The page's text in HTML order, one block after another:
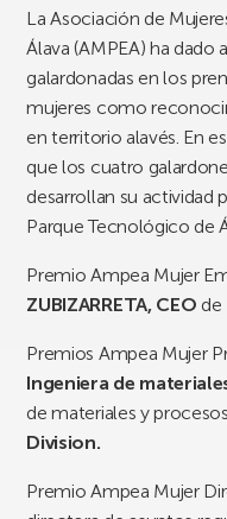
La Asociación de
Álava (AMPEA) ha
galardonadas en los
mujeres como
en territorio alavés. En
que los cuatro
desarrollan su actividad
Parque Tecnológico de
Premio Ampea Mujer
ZUBIZARRETA, CEO de
Premios Ampea Mujer
Ingeniera de
de materiales y
Division.
Premio Ampea Mujer